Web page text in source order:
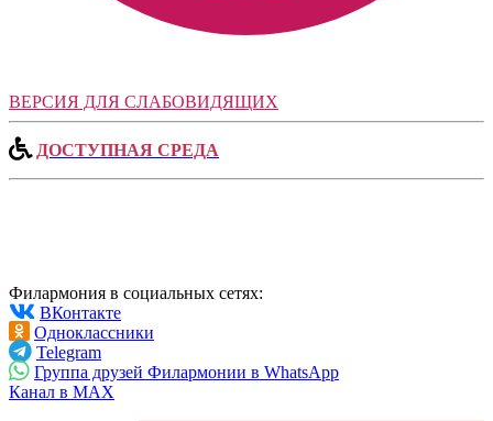
ВЕРСИЯ ДЛЯ СЛАБОВИДЯЩИХ
ДОСТУПНАЯ СРЕДА
Филармония в социальных сетях:
ВКонтакте
Одноклассники
Telegram
Группа друзей Филармонии в WhatsApp
Канал в MAX